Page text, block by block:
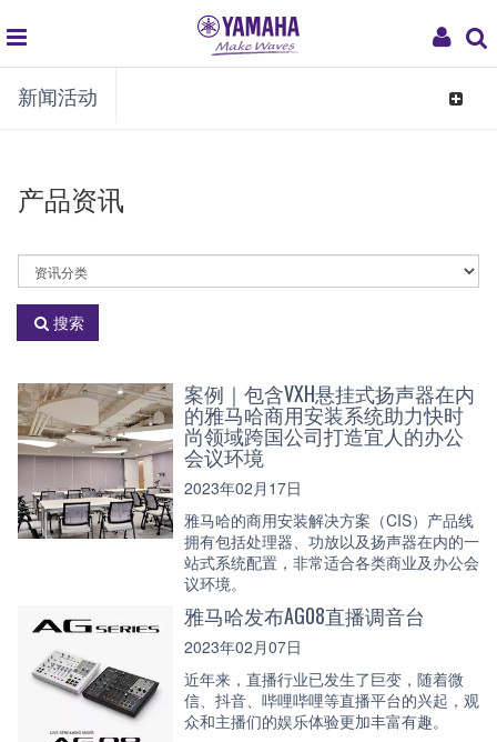
My
global
navigation
新闻活动
Toggle
产品资讯
选
择
资
分
搜索
案例｜包含VXH悬挂式扬声器在内
的雅马哈商用安装系统助力快时
尚领域跨国公司打造宜人的办公
会议环境
2023年02月17日
雅马哈的商用安装解决方案（CIS）产品线
拥有包括处理器、功放以及扬声器在内的一
站式系统配置，非常适合各类商业及办公会
议环境。
雅马哈发布AG08直播调音台
2023年02月07日
近年来，直播行业已发生了巨变，随着微
信、抖音、哔哩哔哩等直播平台的兴起，观
众和主播们的娱乐体验更加丰富有趣。